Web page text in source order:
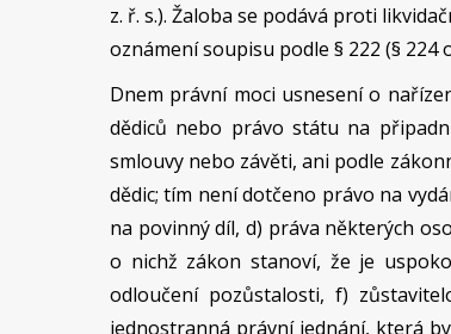
z. ř. s.). Žaloba se podává proti
oznámení soupisu podle § 222 (§ 224
Dnem právní moci usnesení o
dědiců nebo právo státu na
smlouvy nebo závěti, ani podle
dědic; tím není dotčeno právo na
na povinný díl, d) práva některých
o nichž zákon stanoví, že je
odloučení pozůstalosti, f)
jednostranná právní jednání, která